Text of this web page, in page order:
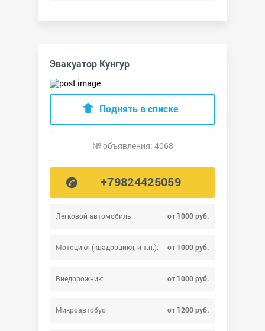
Эвакуатор Кунгур
Легковой автомобиль: от 1000 руб.
Мотоцикл (квадроцикл, и т.п.): от 1000 руб.
Внедорожник: от 1000 руб.
Микроавтобус: от 1200 руб.
Поднять в списке
№ объявления: 4068
+79824425059